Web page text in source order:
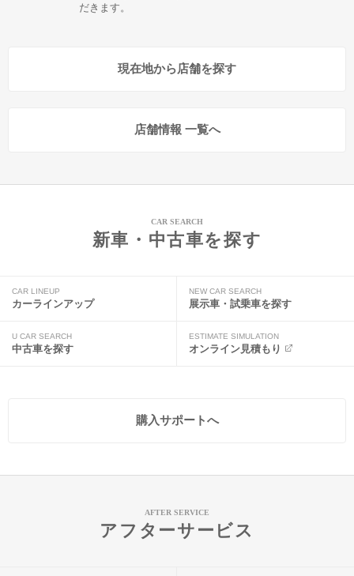
だきます。
現在地から店舗を探す
店舗情報 一覧へ
CAR SEARCH
新車・中古車を探す
CAR LINEUP
カーラインアップ
NEW CAR SEARCH
展示車・試乗車を探す
U CAR SEARCH
中古車を探す
ESTIMATE SIMULATION
オンライン見積もり
購入サポートへ
AFTER SERVICE
アフターサービス